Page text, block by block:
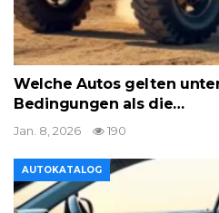
Welche Autos gelten
Bedingungen als die…
Jan. 8, 2026 190
AUTOKATALOG